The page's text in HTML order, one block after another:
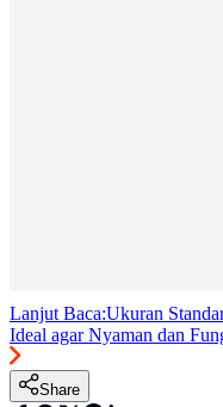
Lanjut Baca:Ukuran
Ideal agar Nyaman dan
Share